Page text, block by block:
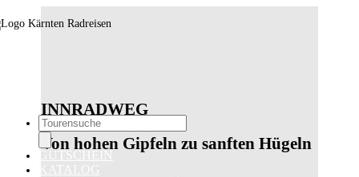
Touren
search
GUTSCHEIN
KATALOG
INNRADWEG
Von hohen Gipfeln zu sanften Hügeln